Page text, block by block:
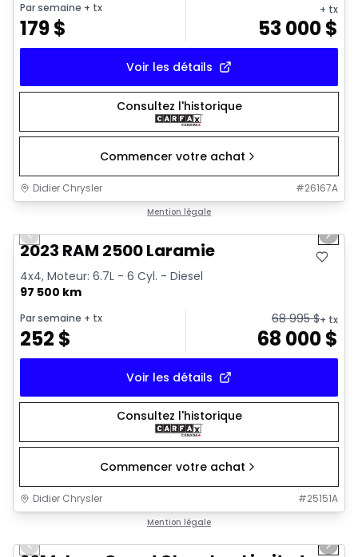
Par semaine + tx
179$
+ tx
53 000$
Voir les détails
Consultez l'historique
Commencer votre achat
Didier Chrysler #26167A
Mention légale
Previous slide Next
2023 RAM 2500 Laramie
4x4, Moteur: 6.7L - 6 Cyl. - Diesel
97 500 km
Par semaine + tx
252 $
68 995$+ tx
68 000$
Voir les détails
Consultez l'historique
Commencer votre achat
Didier Chrysler #25151A
Mention légale
Previous slide Next